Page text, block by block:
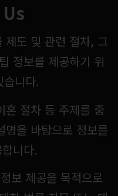
제도 및 관련 절차, 그
정보를 제공하기 위
니다.
혼 절차 등 주제를 중
명을 바탕으로 정보를
니다.
보 제공을 목적으로